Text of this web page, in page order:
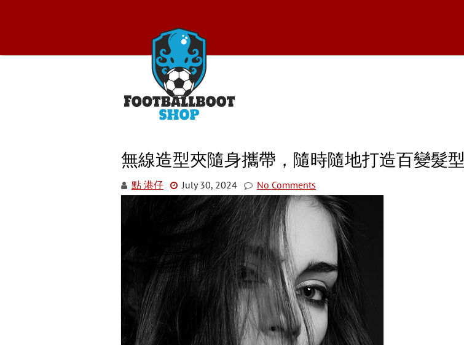
無線造型夾隨身攜帶，隨時隨地打造百變髮型
點 港仔 July 30, 2024 No Comments